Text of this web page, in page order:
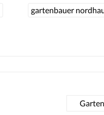
gartenbauer